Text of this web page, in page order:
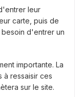
leur
carte, puis de
d'entrer un
importante. La
à ressaisir ces
sur le site.